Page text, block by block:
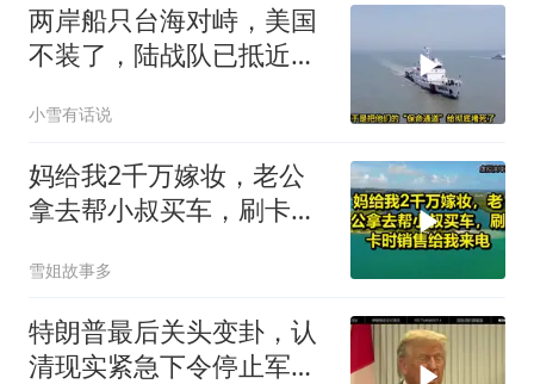
两岸船只台海对峙，美国
不装了，陆战队已抵近台
小雪有话说
妈给我2千万嫁妆，老公
拿去帮小叔买车，刷卡时
雪姐故事多
特朗普最后关头变卦，认
清现实紧急下令停止军事